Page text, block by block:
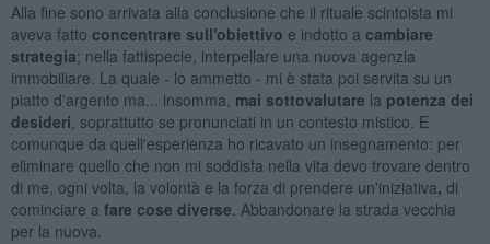
Alla fine sono arrivata alla conclusione che il rituale scintoista mi
aveva fatto concentrare sull'obiettivo e indotto a cambiare
strategia; nella fattispecie, interpellare una nuova agenzia
immobiliare. La quale - lo ammetto - mi è stata poi servita su un
piatto d'argento ma... insomma, mai sottovalutare la potenza dei
desideri, soprattutto se pronunciati in un contesto mistico. E
comunque da quell'esperienza ho ricavato un insegnamento: per
eliminare quello che non mi soddisfa nella vita devo trovare dentro
di me, ogni volta, la volontà e la forza di prendere un'iniziativa, di
cominciare a fare cose diverse. Abbandonare la strada vecchia
per la nuova.